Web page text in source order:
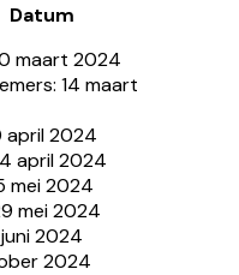
Datum
maart 2024
14 maart
april 2024
april 2024
mei 2024
mei 2024
2024
2024